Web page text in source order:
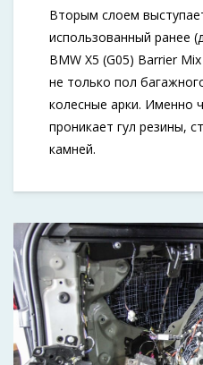
Вторым слоем
использованный ранее
BMW X5 (G05) Barrier
не только пол
колесные арки. Именно
проникает гул резины,
камней.